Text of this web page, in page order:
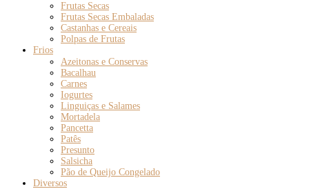
Frutas Secas
Frutas Secas Embaladas
Castanhas e Cereais
Polpas de Frutas
Frios
Azeitonas e Conservas
Bacalhau
Carnes
Iogurtes
Linguiças e Salames
Mortadela
Pancetta
Patês
Presunto
Salsicha
Pão de Queijo Congelado
Diversos